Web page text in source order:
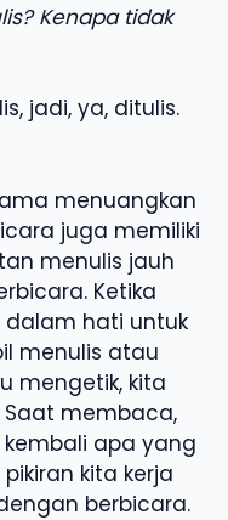
Kenapa tidak
jadi, ya, ditulis.
menuangkan
juga memiliki
menulis jauh
Ketika
dalam hati untuk
menulis atau
mengetik, kita
membaca,
apa yang
kita kerja
berbicara.